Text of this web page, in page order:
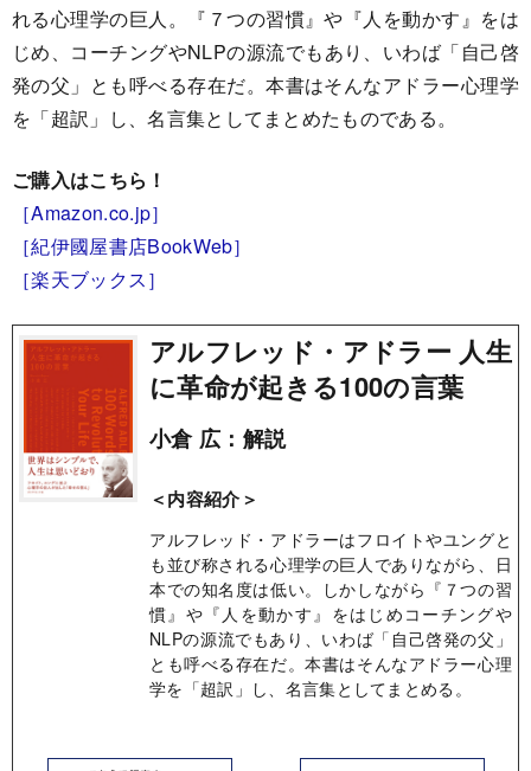
れる心理学の巨人。『７つの習慣』や『人を動かす』をは
じめ、コーチングやNLPの源流でもあり、いわば「自己啓
発の父」とも呼べる存在だ。本書はそんなアドラー心理学
を「超訳」し、名言集としてまとめたものである。
ご購入はこちら！
［Amazon.co.jp］
［紀伊國屋書店BookWeb］
［楽天ブックス］
アルフレッド・アドラー 人生
に革命が起きる100の言葉
小倉 広：解説
＜内容紹介＞
アルフレッド・アドラーはフロイトやユングと
も並び称される心理学の巨人でありながら、日
本での知名度は低い。しかしながら『７つの習
慣』や『人を動かす』をはじめコーチングや
NLPの源流でもあり、いわば「自己啓発の父」
とも呼べる存在だ。本書はそんなアドラー心理
学を「超訳」し、名言集としてまとめる。